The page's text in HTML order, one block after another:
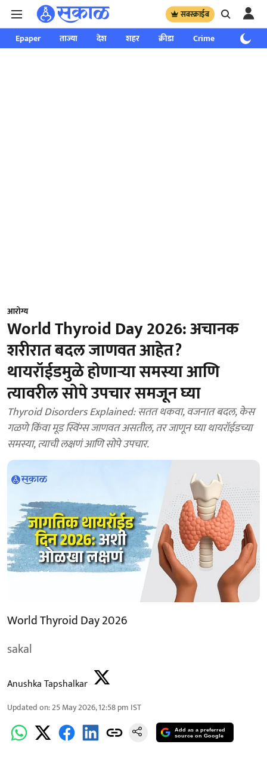
सबस्क्राईब
Epaper ताज्या देश शहर क्रीडा Crime साप्ताहिक
आरोग्य
World Thyroid Day 2026: अचानक
शरीरात बदल जाणवत आहेत?
थायरॉईडमुळे होणाऱ्या समस्या आणि
त्यावरील सोपे उपचार समजून घ्या
Thyroid Disorders Explained: सतत थकवा, वजनात बदल, केस
गळणे किंवा मूड स्विंग्स जाणवत असतील, तर जाणून घ्या थायरॉईडच्या
समस्या, त्याची लक्षणं आणि सोपे उपचार.
World Thyroid Day 2026
sakal
Anushka Tapshalkar
Updated on:25 May 2026, 12:58 pm IST
Add as a preferred
source on Google